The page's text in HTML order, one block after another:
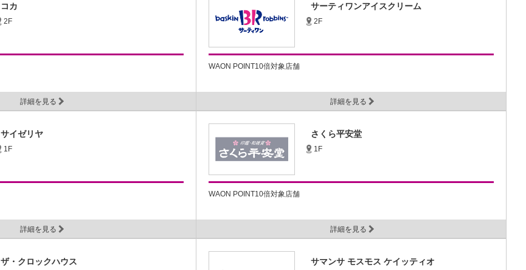
コカ
2F
詳細を見る
サーティワンアイスクリーム
2F
WAON POINT10倍対象店舗
詳細を見る
サイゼリヤ
1F
詳細を見る
さくら平安堂
1F
WAON POINT10倍対象店舗
詳細を見る
ザ・クロックハウス サマンサ モスモス ケイッティオ